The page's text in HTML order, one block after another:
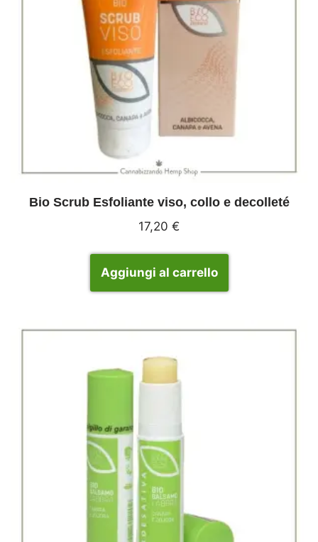
Bio Scrub Esfoliante viso, collo e decolleté
17,20 €
Aggiungi al carrello